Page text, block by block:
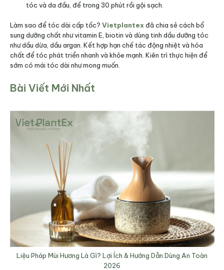
tóc và da đầu, để trong 30 phút rồi gội sạch.
Làm sao để tóc dài cấp tốc? Vietplantex đã chia sẻ cách bổ
sung dưỡng chất như vitamin E, biotin và dùng tinh dầu dưỡng tóc
như dầu dừa, dầu argan. Kết hợp hạn chế tác động nhiệt và hóa
chất để tóc phát triển nhanh và khỏe mạnh. Kiên trì thực hiện để
sớm có mái tóc dài như mong muốn.
Bài Viết Mới Nhất
Liệu Pháp Mùi Hương Là Gì? Lợi Ích & Hướng Dẫn Dùng An Toàn
2026